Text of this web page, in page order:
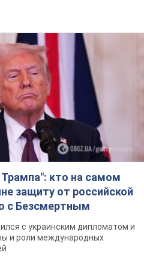
кто на самом
защиту от российской
с Безсмертным
с украинским дипломатом и
и роли международных
атаки
Фото
ракетный террор столицы
больницу в